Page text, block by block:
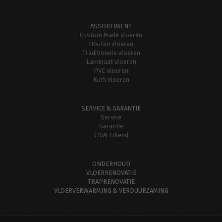
ASSORTIMENT
Custom Made vloeren
Houten vloeren
Traditionele vloeren
Laminaat vloeren
PVC vloeren
Kurk vloeren
SERVICE & GARANTIE
Service
Garantie
CBW Erkend
ONDERHOUD
VLOERRENOVATIE
TRAPRENOVATIE
VLOERVERWARMING & VERDUURZAMING